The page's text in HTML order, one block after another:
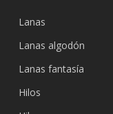
Lanas
Lanas algodón
Lanas fantasía
Hilos